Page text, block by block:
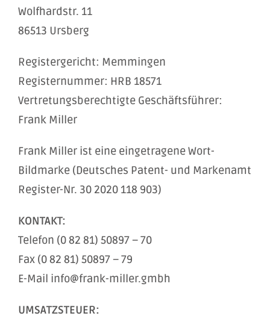
Wolfhardstr. 11
86513 Ursberg
Registergericht: Memmingen
Registernummer: HRB 18571
Vertretungsberechtigte Geschäftsführer:
Frank Miller
Frank Miller ist eine eingetragene Wort-
Bildmarke (Deutsches Patent- und Markenamt
Register-Nr. 30 2020 118 903)
KONTAKT:
Telefon (0 82 81) 50897 – 70
Fax (0 82 81) 50897 – 79
E-Mail info@frank-miller.gmbh
UMSATZSTEUER: